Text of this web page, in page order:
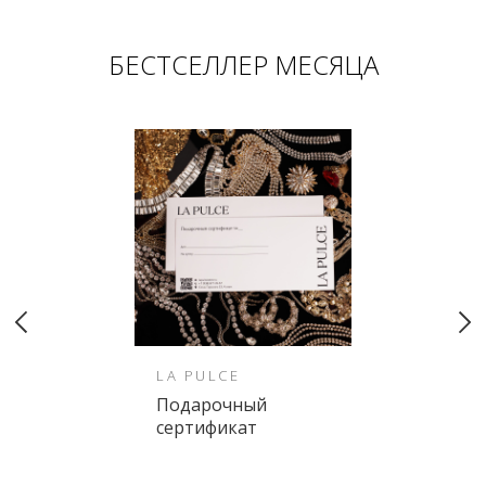
БЕСТСЕЛЛЕР МЕСЯЦА
LA PULCE
Подарочный
сертификат